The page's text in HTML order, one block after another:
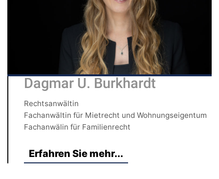
Dagmar U. Burkhardt
Rechtsanwältin
Fachanwältin für Mietrecht und Wohnungseigentum
Fachanwälin für Familienrecht
Erfahren Sie mehr...